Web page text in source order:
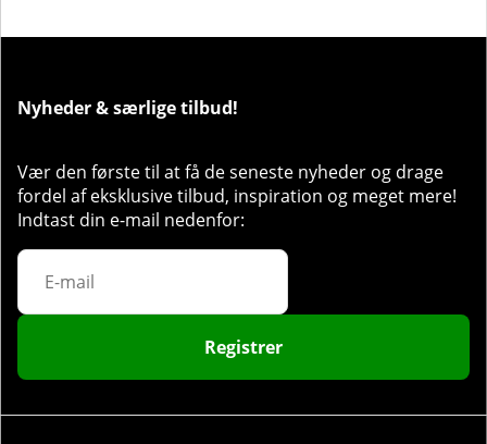
Nyheder & særlige tilbud!
Vær den første til at få de seneste nyheder og drage
fordel af eksklusive tilbud, inspiration og meget mere!
Indtast din e-mail nedenfor:
Registrer